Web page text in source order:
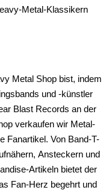
Metal-Klassikern
Metal Shop bist, indem
und -künstler
Blast Records an der
verkaufen wir Metal-
Fanartikel. Von Band-T-
Ansteckern und
Artikeln bietet der
Fan-Herz begehrt und